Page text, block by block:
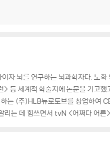
자 뇌를 연구하는 뇌과학자다. 노
등 세계적 학술지에 논문을 기고
는 (주)HLB뉴로토브를 창업하여
는 데 힘쓰면서 tvN <어쩌다 어